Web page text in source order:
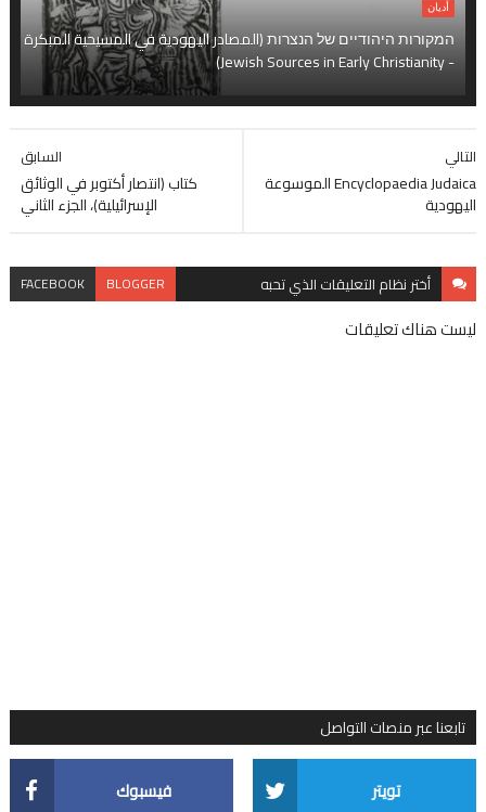
أديان
המקורות היהודיים של הנצרות (المصادر اليهودية في المسيحية المبكرة
- Jewish Sources in Early Christianity)
التالي
Encyclopaedia Judaica الموسوعة
اليهودية
السابق
كتاب (انتصار أكتوبر في الوثائق
الإسرائيلية)، الجزء الثاني
أختر نظام التعليقات الذي تحبه BLOGGER
FACEBOOK
ليست هناك تعليقات
تابعنا عبر منصات التواصل
فيسبوك تويتر